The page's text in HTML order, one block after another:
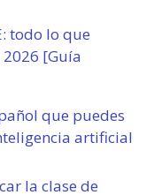
todo lo que
[Guía
que puedes
artificial
la clase de